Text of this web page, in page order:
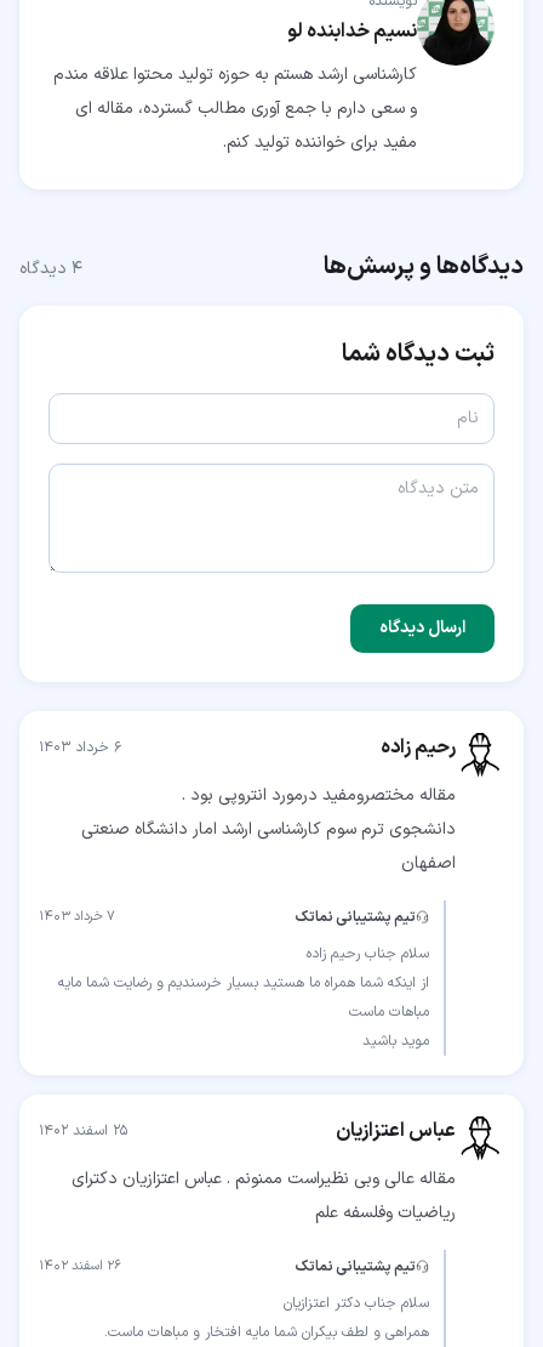
نسیم خدابنده لو
کارشناسی ارشد هستم به حوزه تولید محتوا علاقه مندم
و سعی دارم با جمع آوری مطالب گسترده، مقاله ای
مفید برای خواننده تولید کنم.
دیدگاه‌ها و پرسش‌ها ۴ دیدگاه
ثبت دیدگاه شما
ارسال دیدگاه
رحیم زاده ۶ خرداد ۱۴۰۳
دانشجوی ترم سوم کارشناسی ارشد امار دانشگاه صنعتی
اصفهان
تیم پشتیبانی نماتک ۷ خرداد ۱۴۰۳
از اینکه شما همراه ما هستید بسیار خرسندیم و رضایت شما مایه
موید باشید
عباس اعتزازیان ۲۵ اسفند ۱۴۰۲
مقاله عالی وبی نظیراست ممنونم . عباس اعتزازیان دکترای
ریاضیات وفلسفه علم
تیم پشتیبانی نماتک ۲۶ اسفند ۱۴۰۲